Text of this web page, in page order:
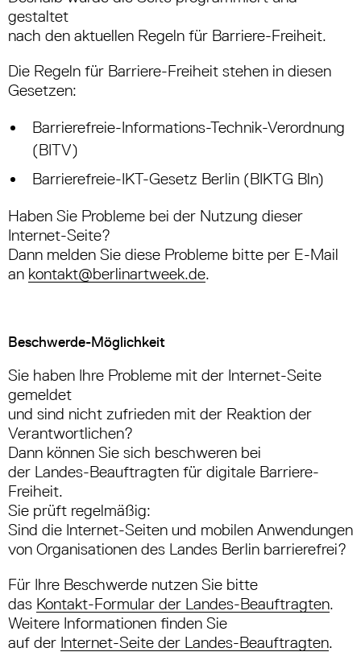
gestaltet
nach den aktuellen Regeln für Barriere-Freiheit.
Die Regeln für Barriere-Freiheit stehen in diesen
Gesetzen:
Barrierefreie-Informations-Technik-Verordnung
(BITV)
Barrierefreie-IKT-Gesetz Berlin (BIKTG Bln)
Haben Sie Probleme bei der Nutzung dieser
Internet-Seite?
Dann melden Sie diese Probleme bitte per E-Mail
an kontakt@berlinartweek.de.
Beschwerde-Möglichkeit
Sie haben Ihre Probleme mit der Internet-Seite
gemeldet
und sind nicht zufrieden mit der Reaktion der
Verantwortlichen?
Dann können Sie sich beschweren bei
der Landes-Beauftragten für digitale Barriere-
Freiheit.
Sie prüft regelmäßig:
Sind die Internet-Seiten und mobilen Anwendungen
von Organisationen des Landes Berlin barrierefrei?
Für Ihre Beschwerde nutzen Sie bitte
das Kontakt-Formular der Landes-Beauftragten.
Weitere Informationen finden Sie
auf der Internet-Seite der Landes-Beauftragten.